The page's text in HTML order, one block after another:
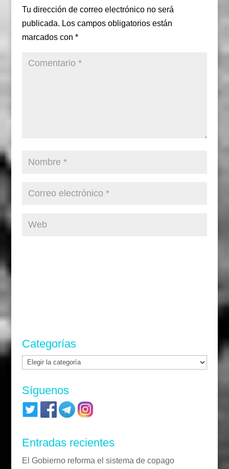
Tu dirección de correo electrónico no será
publicada. Los campos obligatorios están
marcados con *
Categorías
Categorías
Síguenos
Entradas recientes
El Gobierno reforma el sistema de copago